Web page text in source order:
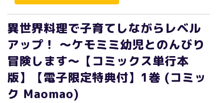
異世界料理で子育てしながらレベル
アップ！ ～ケモミミ幼児とのんびり
冒険します～【コミックス単行本
版】【電子限定特典付】1巻 (コミッ
ク Maomao)